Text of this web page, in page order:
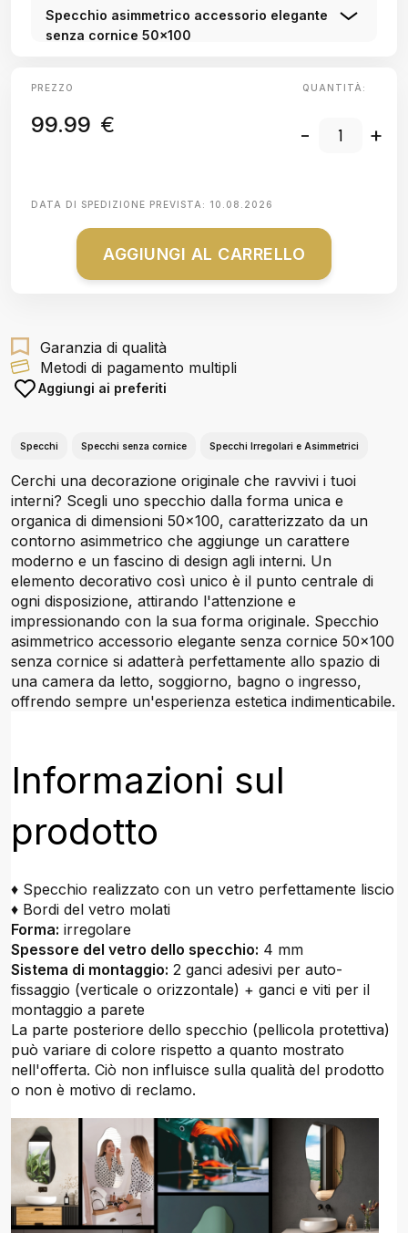
Specchio asimmetrico accessorio elegante
senza cornice 50x100
PREZZO
99.99 €
QUANTITÀ:
- +
DATA DI SPEDIZIONE PREVISTA: 10.08.2026
AGGIUNGI AL CARRELLO
Garanzia di qualità
Metodi di pagamento multipli
Aggiungi ai preferiti
Specchi Specchi senza cornice Specchi Irregolari e Asimmetrici
Cerchi una decorazione originale che ravvivi i tuoi
interni? Scegli uno specchio dalla forma unica e
organica di dimensioni 50x100, caratterizzato da un
contorno asimmetrico che aggiunge un carattere
moderno e un fascino di design agli interni. Un
elemento decorativo così unico è il punto centrale di
ogni disposizione, attirando l'attenzione e
impressionando con la sua forma originale. Specchio
asimmetrico accessorio elegante senza cornice 50x100
senza cornice si adatterà perfettamente allo spazio di
una camera da letto, soggiorno, bagno o ingresso,
offrendo sempre un'esperienza estetica indimenticabile.
Informazioni sul
prodotto
♦ Specchio realizzato con un vetro perfettamente liscio
♦ Bordi del vetro molati
Forma: irregolare
Spessore del vetro dello specchio: 4 mm
Sistema di montaggio: 2 ganci adesivi per auto-
fissaggio (verticale o orizzontale) + ganci e viti per il
montaggio a parete
La parte posteriore dello specchio (pellicola protettiva)
può variare di colore rispetto a quanto mostrato
nell'offerta. Ciò non influisce sulla qualità del prodotto
o non è motivo di reclamo.